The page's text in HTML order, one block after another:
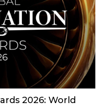
2026: World